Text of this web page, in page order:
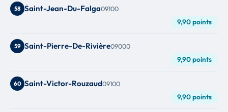
58 Saint-Jean-Du-Falga09100
9,90 points
59 Saint-Pierre-De-Rivière09000
9,90 points
60 Saint-Victor-Rouzaud09100
9,90 points